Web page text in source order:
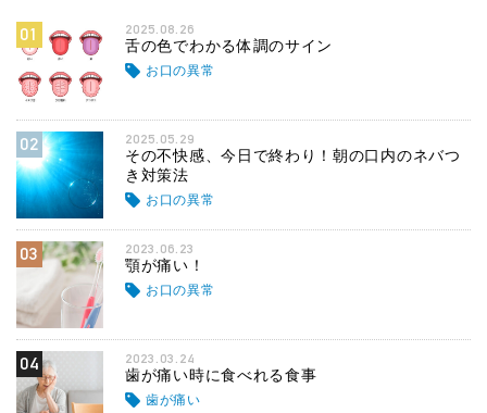
01 2025.08.26
舌の色でわかる体調のサイン
お口の異常
02 2025.05.29
その不快感、今日で終わり！朝の口内のネバつ
き対策法
お口の異常
03 2023.06.23
顎が痛い！
お口の異常
04 2023.03.24
歯が痛い時に食べれる食事
歯が痛い